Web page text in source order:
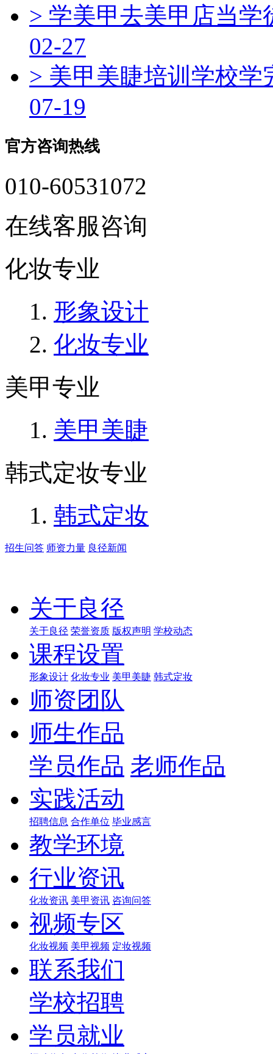
> 学美甲去美甲店当
02-27
> 美甲美睫培训学校
07-19
官方咨询热线
010-60531072
在线客服咨询
化妆专业
形象设计
化妆专业
美甲专业
美甲美睫
韩式定妆专业
韩式定妆
招生问答 师资力量 良径新闻
关于良径
关于良径 荣誉资质 版权声明 学校动态
课程设置
形象设计 化妆专业 美甲美睫 韩式定妆
师资团队
师生作品
学员作品 老师作品
实践活动
招聘信息 合作单位 毕业感言
教学环境
行业资讯
化妆资讯 美甲资讯 咨询问答
视频专区
化妆视频 美甲视频 定妆视频
联系我们
学校招聘
学员就业